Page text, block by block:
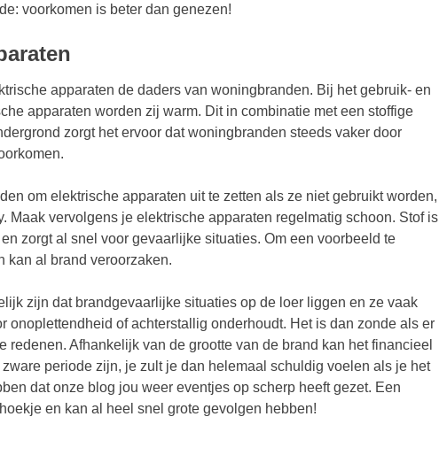
voorkomen is beter dan genezen!
apparaten de daders van woningbranden. Bij het gebruik- en
apparaten worden zij warm. Dit in combinatie met een stoffige
zorgt het ervoor dat woningbranden steeds vaker door
om elektrische apparaten uit te zetten als ze niet gebruikt worden,
Maak vervolgens je elektrische apparaten regelmatig schoon. Stof is
zorgt al snel voor gevaarlijke situaties. Om een voorbeeld te
kan al brand veroorzaken.
zijn dat brandgevaarlijke situaties op de loer liggen en ze vaak
onoplettendheid of achterstallig onderhoudt. Het is dan zonde als er
redenen. Afhankelijk van de grootte van de brand kan het financieel
periode zijn, je zult je dan helemaal schuldig voelen als je het
dat onze blog jou weer eventjes op scherp heeft gezet. Een
en kan al heel snel grote gevolgen hebben!